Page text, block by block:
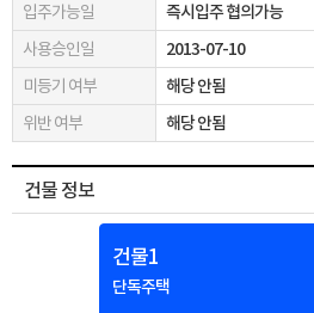
입주가능일
즉시입주 협의가능
사용승인일
2013-07-10
미등기 여부
해당 안됨
위반 여부
해당 안됨
건물 정보
건물1
단독주택